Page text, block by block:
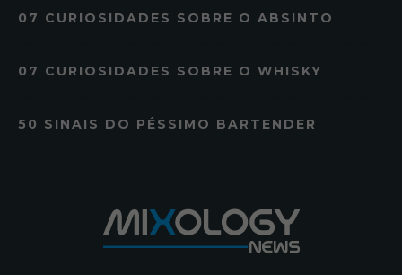
07 CURIOSIDADES SOBRE O ABSINTO
07 CURIOSIDADES SOBRE O WHISKY
50 SINAIS DO PÉSSIMO BARTENDER